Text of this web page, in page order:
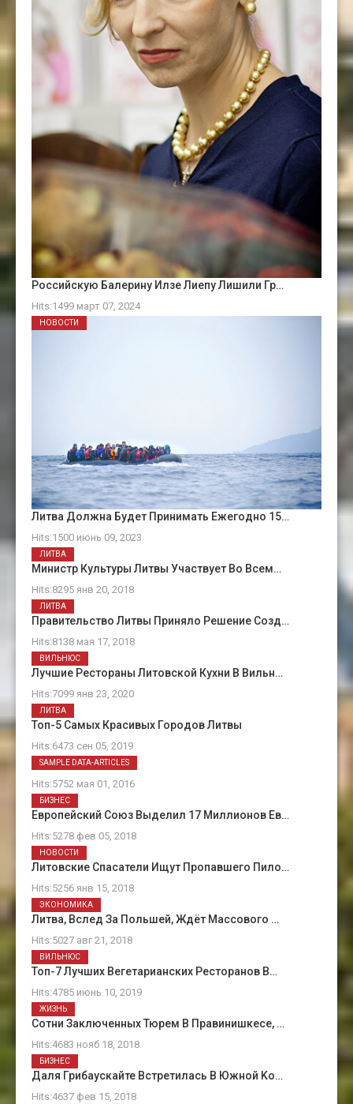
Российскую Балерину Илзе Лиепу Лишили Гр…
Hits:1499 март 07, 2024
Литва Должна Будет Принимать Ежегодно 15…
Hits:1500 июнь 09, 2023
НОВОСТИ
Министр Культуры Литвы Участвует Во Всем…
Hits:8295 янв 20, 2018
ЛИТВА
Правительство Литвы Приняло Решение Созд…
Hits:8138 мая 17, 2018
ЛИТВА
Лучшие Рестораны Литовской Кухни В Вильн…
Hits:7099 янв 23, 2020
ВИЛЬНЮС
Топ-5 Самых Красивых Городов Литвы
Hits:6473 сен 05, 2019
ЛИТВА
О Нас
Hits:5752 мая 01, 2016
SAMPLE DATA-ARTICLES
Европейский Союз Выделил 17 Миллионов Ев…
Hits:5278 фев 05, 2018
БИЗНЕС
Литовские Спасатели Ищут Пропавшего Пило…
Hits:5256 янв 15, 2018
НОВОСТИ
Литва, Вслед За Польшей, Ждёт Массового …
Hits:5027 авг 21, 2018
ЭКОНОМИКА
Топ-7 Лучших Вегетарианских Ресторанов В…
Hits:4785 июнь 10, 2019
ВИЛЬНЮС
Сотни Заключенных Тюрем В Правинишкесе, …
Hits:4683 нояб 18, 2018
ЖИЗНЬ
Даля Грибаускайте Встретилась В Южной Kо…
Hits:4637 фев 15, 2018
БИЗНЕС